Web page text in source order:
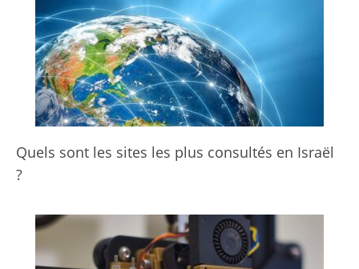
Quels sont les sites les plus consultés en Israël
?